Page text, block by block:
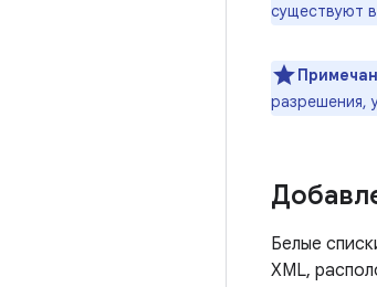
существуют
разрешения,
Белые
XML,